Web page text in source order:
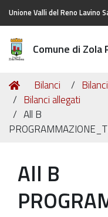
Unione Valli del Reno Lavino
Comune di
Tu
sei
qui:
Home
Bilanci
Bilanci allegati
All B
All B